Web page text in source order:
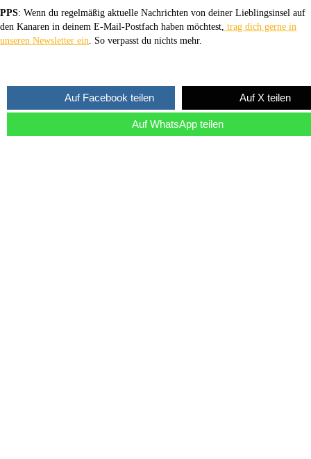
PPS: Wenn du regelmäßig aktuelle Nachrichten von deiner Lieblingsinsel auf
den Kanaren in deinem E-Mail-Postfach haben möchtest, trag dich gerne in
unseren Newsletter ein. So verpasst du nichts mehr.
Auf Facebook teilen Auf X teilen
Auf WhatsApp teilen